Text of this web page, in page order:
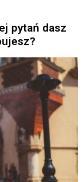
pytań dasz